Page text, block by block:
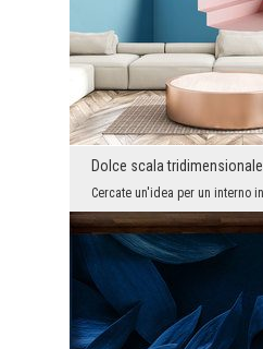
Dolce scala tridimensionale